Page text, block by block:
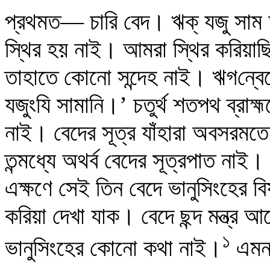
প্রথমত— চারি বেদ। ঋক্‌ যজু সাম
স্থির হয় নাই। আমরা স্থির
তাহাতে কোনো সন্দেহ নাই।
যজুংযি সামানি।’ চতুর্থ শতপথ
নাই। বেদের সূত্র যাঁহারা অবসরমতে
তন্মধ্যে অথর্ব বেদের সূত্রপাত
এক্ষণে সেই তিন বেদে ভানুসিংহের
করিয়া দেখা যাক। বেদে ছন্দ
ভানুসিংহের কোনো কথা নাই। ১